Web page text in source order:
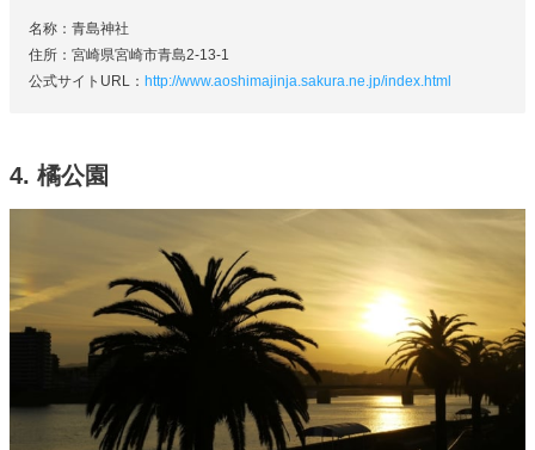
名称：青島神社
住所：宮崎県宮崎市青島2-13-1
公式サイトURL： http://www.aoshimajinja.sakura.ne.jp/index.html
4. 橘公園